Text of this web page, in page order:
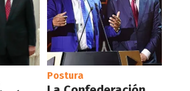
Postura